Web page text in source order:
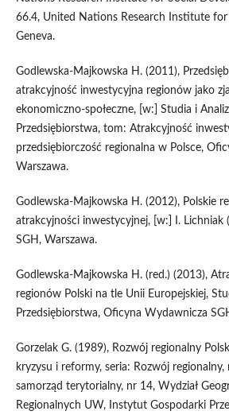
66.4, United Nations Research Institute
Geneva.
Godlewska‑Majkowska H. (2011),
atrakcyjność inwestycyjna regionów jako
ekonomiczno‑społeczne, [w:] Studia i
Przedsiębiorstwa, tom: Atrakcyjność
przedsiębiorczość regionalna w Polsce,
Warszawa.
Godlewska‑Majkowska H. (2012), Polskie
atrakcyjności inwestycyjnej, [w:] I. Lichniak
SGH, Warszawa.
Godlewska‑Majkowska H. (red.) (2013),
regionów Polski na tle Unii Europejskiej,
Przedsiębiorstwa, Oficyna Wydawnicza
Gorzelak G. (1989), Rozwój regionalny
kryzysu i reformy, seria: Rozwój regionalny,
samorząd terytorialny, nr 14, Wydział
Regionalnych UW, Instytut Gospodarki